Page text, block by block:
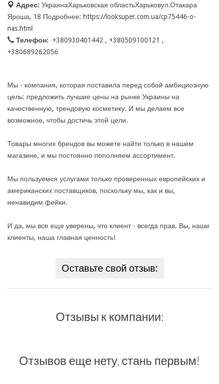
Адрес: УкраинаХарьковская областьХарьковул.Отакара
Яроша, 18 Подробнее: https://looksuper.com.ua/cp75446-o-
nas.html
Телефон:
+380930401442 , +380509100121 ,
+380689262056
Мы - компания, которая поставила перед собой амбициозную
цель: предложить лучшие цены на рынке Украины на
качественную, трендовую косметику. И мы делаем все
возможное, чтобы достичь этой цели.
Товары многих брендов вы можете найти только в нашем
магазине, и мы постоянно пополняем ассортимент.
Мы пользуемся услугами только проверенных европейских и
американских поставщиков, поскольку мы, как и вы,
ненавидим фейки.
И да, мы все еще уверены, что клиент - всегда прав. Вы, наши
клиенты, наша главная ценность!
Оставьте свой отзыв:
Отзывы к компании:
Отзывов еще нету, стань первым!